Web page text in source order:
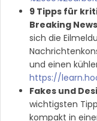
9 Tipps für
Breaking
sich die
und einen
https://
Fakes und
wichtigsten
kompakt in